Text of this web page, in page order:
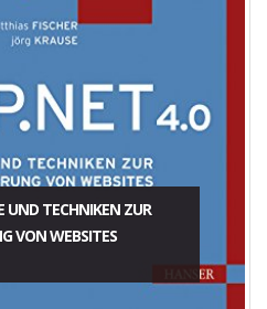
UND TECHNIKEN ZUR
VON WEBSITES